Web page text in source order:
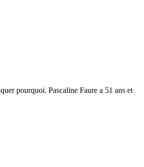
pourquoi. Pascaline Faure a 51 ans et